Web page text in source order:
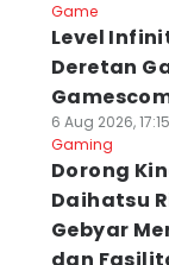
Game
Level
Deretan
6 Aug 2026,
Gaming
Dorong
Daihatsu
Gebyar